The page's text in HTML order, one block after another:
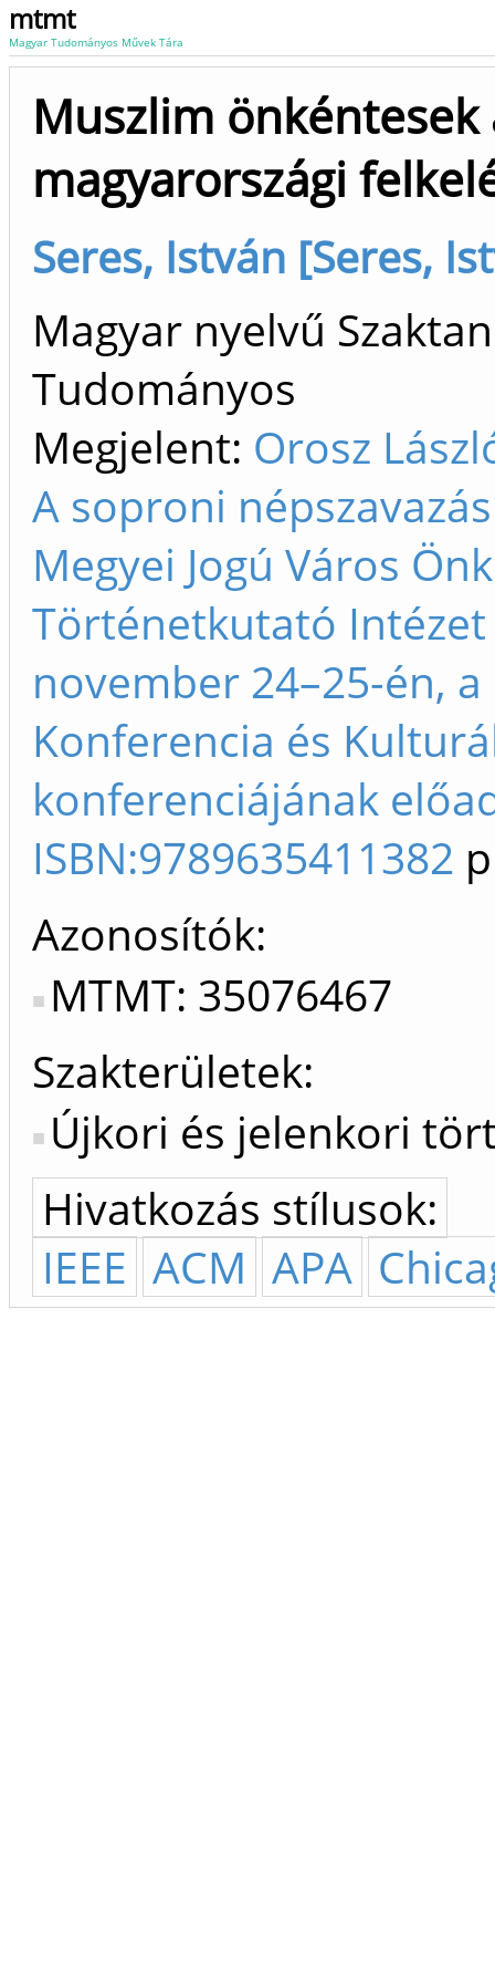
mtmt
Magyar Tudományos Művek Tára
Muszlim
magyarországi
Seres, István [Seres,
Magyar nyelvű
Tudományos
Megjelent: Orosz
A soproni
Megyei Jogú Város
Történetkutató Intézet
november 24–25-én,
Konferencia és
konferenciájának
ISBN:9789635411382
Azonosítók
MTMT: 35076467
Szakterületek:
Újkori és jelenkori
Hivatkozás stílusok:
IEEE ACM APA